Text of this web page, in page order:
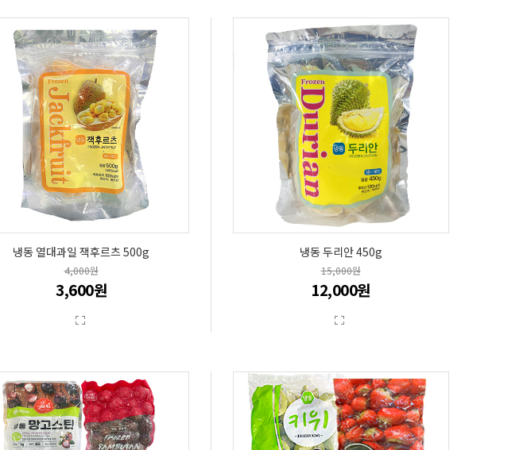
냉동 열대과일 잭후르츠 500g
4,000원
3,600원
냉동 두리안 450g
15,000원
12,000원